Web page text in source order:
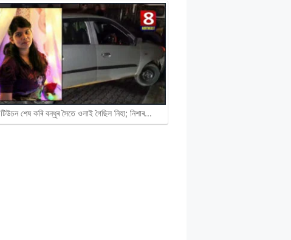
টিউচন শেষ কৰি বন্ধুৰ সৈতে ওলাই গৈছিল নিহা; নিশাৰ…